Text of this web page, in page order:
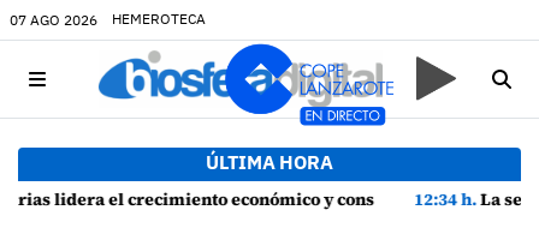
07 AGO 2026 HEMEROTECA
ÚLTIMA HORA
su recuperación con un empleo en máximos históricos
12:34 h.La seguridad y la protección del entorno marcan la